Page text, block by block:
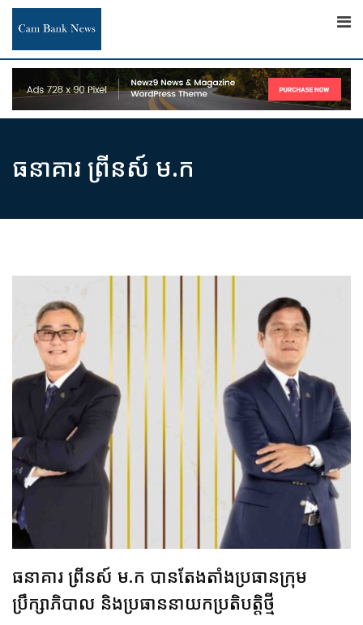
Skip
content
ធនាគារ ព្រីនស៍ ម.ក
ធនាគារ ព្រីនស៍ ម.ក បានតែងតាំងប្រធានក្រុម
ប្រឹក្សាភិបាល និងប្រធាននាយកប្រតិបត្តិថ្មី